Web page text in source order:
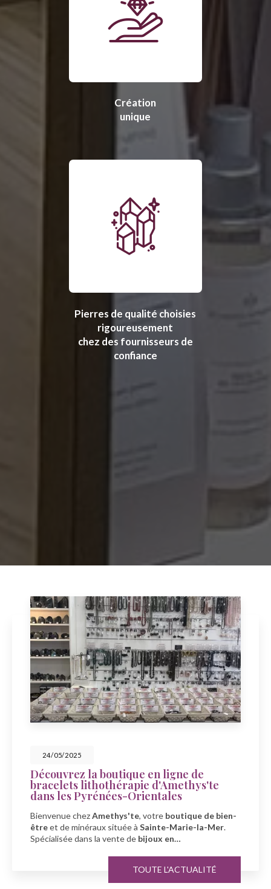
Création
unique
Pierres de qualité choisies
rigoureusement
chez des fournisseurs de
confiance
23/05/2025
Célébrez la fête des mers avec
Amethys'te à Sainte-Marie-la-Mer
À l'occasion de la fête des mers, découvrez la boutique
Amethys'te, votre spécialiste enbien-être et
minérauxàSainte-Marie-la-Mer…
TOUTE L'ACTUALITÉ